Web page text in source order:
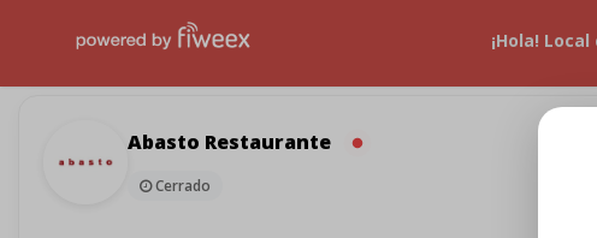
¡Hola!
Abasto Restaurante
Cerrado